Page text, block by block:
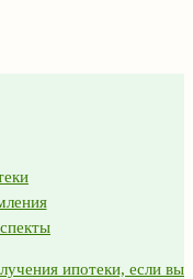
ипотеки, если вы